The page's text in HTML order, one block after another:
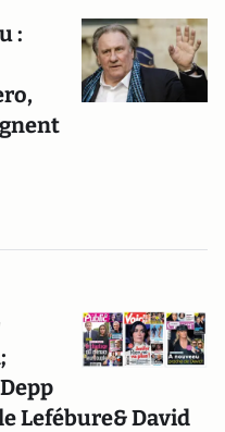
:
Lefébure& David